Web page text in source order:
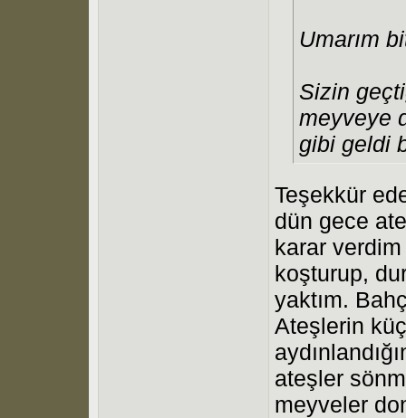
Umarım
Sizin
meyveye
gibi geldi
Teşekkür
dün gece
karar
koşturup,
yaktım.
Ateşlerin
ateşler
meyveler